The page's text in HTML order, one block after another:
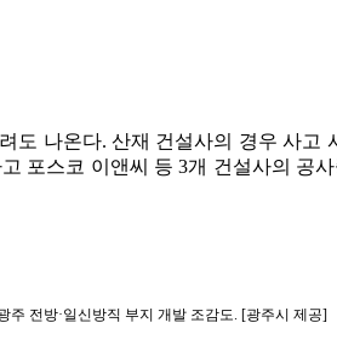
나온다. 산재 건설사의 경우 사고
포스코 이앤씨 등 3개 건설사의 공
주 전방·일신방직 부지 개발 조감도. [광주시 제공]